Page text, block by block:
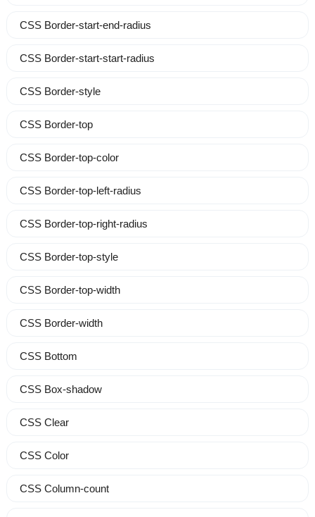
CSS Border-start-end-radius
CSS Border-start-start-radius
CSS Border-style
CSS Border-top
CSS Border-top-color
CSS Border-top-left-radius
CSS Border-top-right-radius
CSS Border-top-style
CSS Border-top-width
CSS Border-width
CSS Bottom
CSS Box-shadow
CSS Clear
CSS Color
CSS Column-count